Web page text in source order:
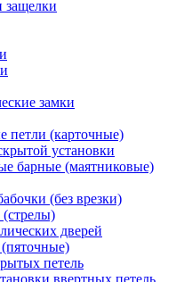
защелки
замки
петли (карточные)
установки
барные (маятниковые)
(без врезки)
(стрелы)
дверей
петель
ввертных петель